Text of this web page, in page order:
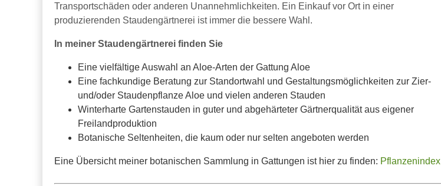
Transportschäden oder anderen Unannehmlichkeiten. Ein Einkauf vor Ort in einer
produzierenden Staudengärtnerei ist immer die bessere Wahl.
In meiner Staudengärtnerei finden Sie
Eine vielfältige Auswahl an Aloe-Arten der Gattung Aloe
Eine fachkundige Beratung zur Standortwahl und Gestaltungsmöglichkeiten zur Zier-
und/oder Staudenpflanze Aloe und vielen anderen Stauden
Winterharte Gartenstauden in guter und abgehärteter Gärtnerqualität aus eigener
Freilandproduktion
Botanische Seltenheiten, die kaum oder nur selten angeboten werden
Eine Übersicht meiner botanischen Sammlung in Gattungen ist hier zu finden: Pflanzenindex